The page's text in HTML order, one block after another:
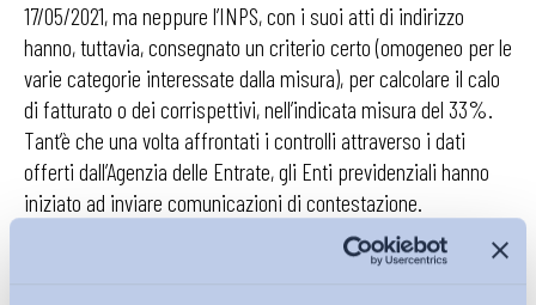
17/05/2021, ma neppure l’INPS, con i suoi atti di indirizzo
hanno, tuttavia, consegnato un criterio certo (omogeneo per le
varie categorie interessate dalla misura), per calcolare il calo
di fatturato o dei corrispettivi, nell’indicata misura del 33%.
Tant’è che una volta affrontati i controlli attraverso i dati
offerti dall’Agenzia delle Entrate, gli Enti previdenziali hanno
iniziato ad inviare comunicazioni di contestazione.
L’indebito godimento dell’esonero contributivo, oltre a